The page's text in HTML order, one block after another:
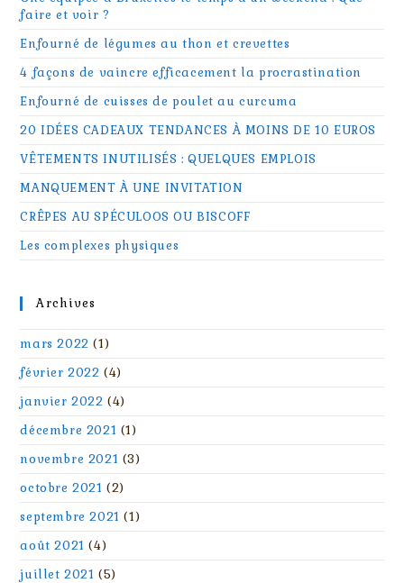
faire et voir ?
Enfourné de légumes au thon et crevettes
4 façons de vaincre efficacement la procrastination
Enfourné de cuisses de poulet au curcuma
20 IDÉES CADEAUX TENDANCES À MOINS DE 10 EUROS
VÊTEMENTS INUTILISÉS : QUELQUES EMPLOIS
MANQUEMENT À UNE INVITATION
CRÊPES AU SPÉCULOOS OU BISCOFF
Les complexes physiques
Archives
mars 2022 (1)
février 2022 (4)
janvier 2022 (4)
décembre 2021 (1)
novembre 2021 (3)
octobre 2021 (2)
septembre 2021 (1)
août 2021 (4)
juillet 2021 (5)